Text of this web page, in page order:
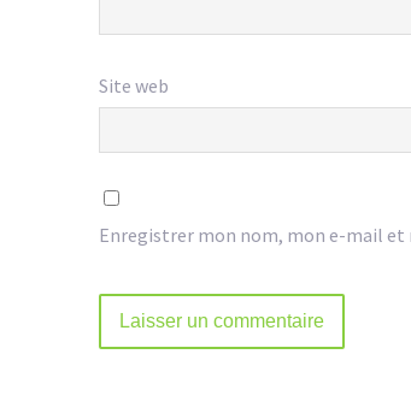
Site web
Enregistrer mon nom, mon e-mail